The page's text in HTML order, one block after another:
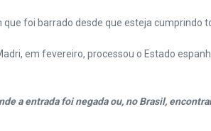
foi barrado desde que esteja cumprindo
em fevereiro, processou o Estado
a entrada foi negada ou, no Brasil,